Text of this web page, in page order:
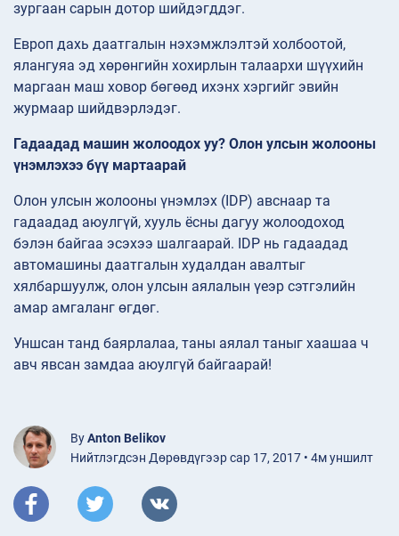
зургаан сарын дотор шийдэгддэг.
Европ дахь даатгалын нэхэмжлэлтэй холбоотой,
ялангуяа эд хөрөнгийн хохирлын талаархи шүүхийн
маргаан маш ховор бөгөөд ихэнх хэргийг эвийн
журмаар шийдвэрлэдэг.
Гадаадад машин жолоодох уу? Олон улсын жолооны
үнэмлэхээ бүү мартаарай
Олон улсын жолооны үнэмлэх (IDP) авснаар та
гадаадад аюулгүй, хууль ёсны дагуу жолоодоход
бэлэн байгаа эсэхээ шалгаарай. IDP нь гадаадад
автомашины даатгалын худалдан авалтыг
хялбаршуулж, олон улсын аялалын үеэр сэтгэлийн
амар амгаланг өгдөг.
Уншсан танд баярлалаа, таны аялал таныг хаашаа ч
авч явсан замдаа аюулгүй байгаарай!
ByAnton Belikov
Нийтлэгдсэн Дөрөвдүгээр сар 17, 2017 • 4м уншилт